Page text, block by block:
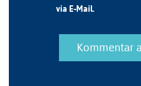
via E-Mail.